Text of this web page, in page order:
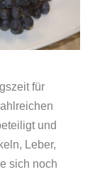
für
und
Leber,
sich noch